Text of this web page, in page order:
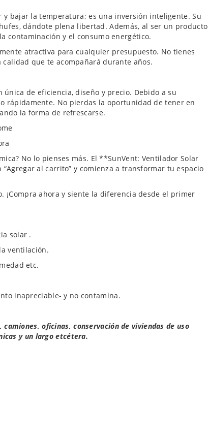
bajar la temperatura; es una inversión inteligente. Su
dándote plena libertad. Además, al ser un producto
contaminación y el consumo energético.
atractiva para cualquier presupuesto. No tienes
que te acompañará durante años.
única de eficiencia, diseño y precio. Debido a su
rápidamente. No pierdas la oportunidad de tener en
la forma de refrescarse.
No lo pienses más. El **SunVent: Ventilador Solar
al carrito” y comienza a transformar tu espacio
¡Compra ahora y siente la diferencia desde el primer
solar .
ventilación.
etc.
inapreciable- y no contamina.
oficinas, conservación de viviendas de uso
y un largo etcétera.